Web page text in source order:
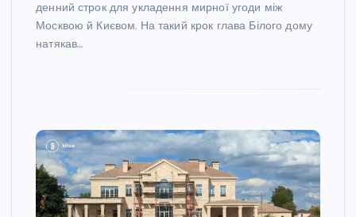
денний строк для укладення мирної угоди між
Москвою й Києвом. На такий крок глава Білого дому
натякав…